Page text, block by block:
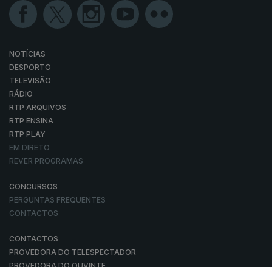
NOTÍCIAS
DESPORTO
TELEVISÃO
RÁDIO
RTP ARQUIVOS
RTP ENSINA
RTP PLAY
EM DIRETO
REVER PROGRAMAS
CONCURSOS
PERGUNTAS FREQUENTES
CONTACTOS
CONTACTOS
PROVEDORA DO TELESPECTADOR